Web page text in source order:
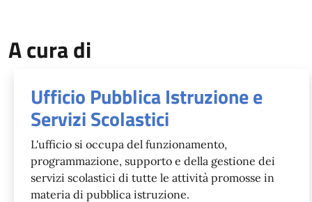
A cura di
Ufficio Pubblica Istruzione e
Servizi Scolastici
L'ufficio si occupa del funzionamento,
programmazione, supporto e della gestione dei
servizi scolastici di tutte le attività promosse in
materia di pubblica istruzione.